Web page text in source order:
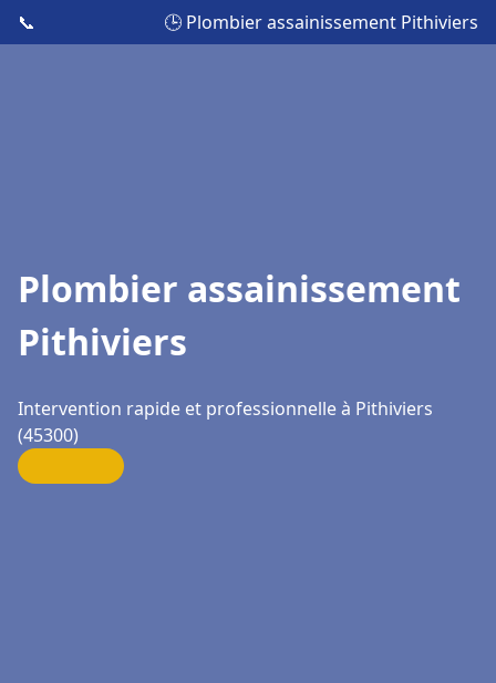
📞 🕒 Plombier assainissement Pithiviers
Plombier assainissement
Pithiviers
Intervention rapide et professionnelle à Pithiviers
(45300)